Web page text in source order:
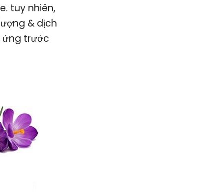
tuy nhiên,
& dịch
ứng trước